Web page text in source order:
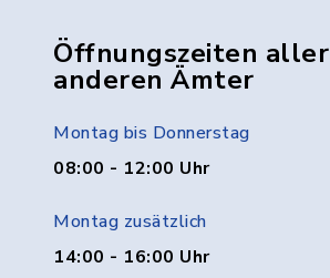
Öffnungszeiten aller
anderen Ämter
Montag bis Donnerstag
08:00 - 12:00 Uhr
Montag zusätzlich
14:00 - 16:00 Uhr